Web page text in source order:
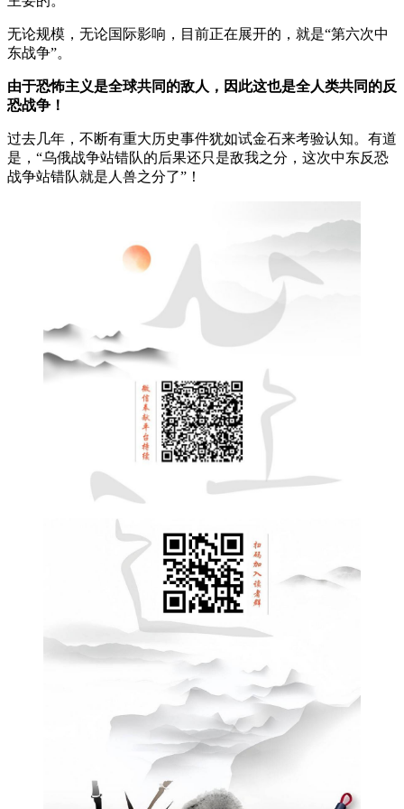
无论规模，无论国际影响，目前正在展开的，就是“第六次中
东战争”。
由于恐怖主义是全球共同的敌人，因此这也是全人类共同的反
恐战争！
过去几年，不断有重大历史事件犹如试金石来考验认知。有道
是，“乌俄战争站错队的后果还只是敌我之分，这次中东反恐
战争站错队就是人兽之分了”！